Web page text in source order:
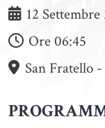
12 Settembre
Ore06:45
San Fratello -